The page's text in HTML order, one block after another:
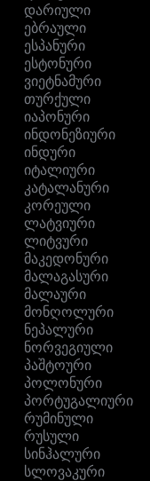
დარიული
ებრაული
ესპანური
ესტონური
ვიეტნამური
თურქული
იაპონური
ინდონეზიური
ინდური
იტალიური
კატალანური
კორეული
ლატვიური
ლიტვური
მაკედონური
მალაგასური
მალაური
მონღოლური
ნეპალური
ნორვეგიული
პაშტოური
პოლონური
პორტუგალიური
რუმინული
რუსული
სინჰალური
სლოვაკური